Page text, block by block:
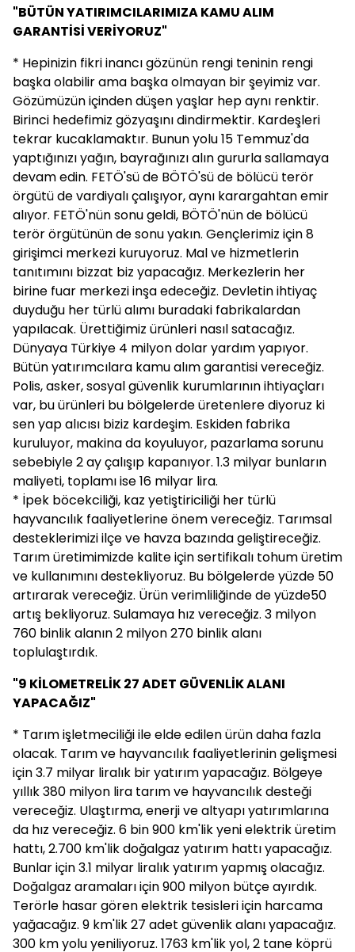
"BÜTÜN YATIRIMCILARIMIZA KAMU ALIM
GARANTİSİ VERİYORUZ"
* Hepinizin fikri inancı gözünün rengi teninin rengi
başka olabilir ama başka olmayan bir şeyimiz var.
Gözümüzün içinden düşen yaşlar hep aynı renktir.
Birinci hedefimiz gözyaşını dindirmektir. Kardeşleri
tekrar kucaklamaktır. Bunun yolu 15 Temmuz'da
yaptığınızı yağın, bayrağınızı alın gururla sallamaya
devam edin. FETÖ'sü de BÖTÖ'sü de bölücü terör
örgütü de vardiyalı çalışıyor, aynı karargahtan emir
alıyor. FETÖ'nün sonu geldi, BÖTÖ'nün de bölücü
terör örgütünün de sonu yakın. Gençlerimiz için 8
girişimci merkezi kuruyoruz. Mal ve hizmetlerin
tanıtımını bizzat biz yapacağız. Merkezlerin her
birine fuar merkezi inşa edeceğiz. Devletin ihtiyaç
duyduğu her türlü alımı buradaki fabrikalardan
yapılacak. Ürettiğimiz ürünleri nasıl satacağız.
Dünyaya Türkiye 4 milyon dolar yardım yapıyor.
Bütün yatırımcılara kamu alım garantisi vereceğiz.
Polis, asker, sosyal güvenlik kurumlarının ihtiyaçları
var, bu ürünleri bu bölgelerde üretenlere diyoruz ki
sen yap alıcısı biziz kardeşim. Eskiden fabrika
kuruluyor, makina da koyuluyor, pazarlama sorunu
sebebiyle 2 ay çalışıp kapanıyor. 1.3 milyar bunların
maliyeti, toplamı ise 16 milyar lira.
* İpek böcekciliği, kaz yetiştiriciliği her türlü
hayvancılık faaliyetlerine önem vereceğiz. Tarımsal
desteklerimizi ilçe ve havza bazında geliştireceğiz.
Tarım üretimimizde kalite için sertifikalı tohum üretim
ve kullanımını destekliyoruz. Bu bölgelerde yüzde 50
artırarak vereceğiz. Ürün verimliliğinde de yüzde50
artış bekliyoruz. Sulamaya hız vereceğiz. 3 milyon
760 binlik alanın 2 milyon 270 binlik alanı
toplulaştırdık.
"9 KİLOMETRELİK 27 ADET GÜVENLİK ALANI
YAPACAĞIZ"
* Tarım işletmeciliği ile elde edilen ürün daha fazla
olacak. Tarım ve hayvancılık faaliyetlerinin gelişmesi
için 3.7 milyar liralık bir yatırım yapacağız. Bölgeye
yıllık 380 milyon lira tarım ve hayvancılık desteği
vereceğiz. Ulaştırma, enerji ve altyapı yatırımlarına
da hız vereceğiz. 6 bin 900 km'lik yeni elektrik üretim
hattı, 2.700 km'lik doğalgaz yatırım hattı yapacağız.
Bunlar için 3.1 milyar liralık yatırım yapmış olacağız.
Doğalgaz aramaları için 900 milyon bütçe ayırdık.
Terörle hasar gören elektrik tesisleri için harcama
yağacağız. 9 km'lik 27 adet güvenlik alanı yapacağız.
300 km yolu yeniliyoruz. 1763 km'lik yol, 2 tane köprü